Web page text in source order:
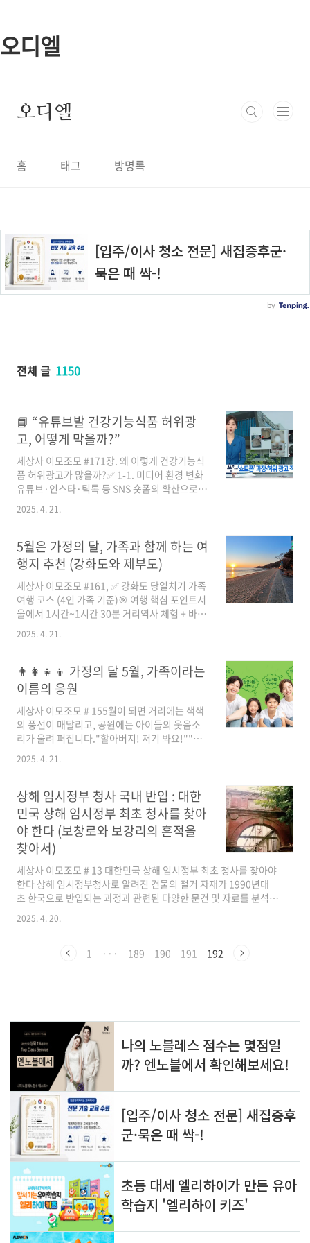
오디엘
오디엘
홈 태그 방명록
전체 글 1150
📘 “유튜브발 건강기능식품 허위광
고, 어떻게 막을까?”
세상사 이모조모 #171장. 왜 이렇게 건강기능식
품 허위광고가 많을까?✅ 1-1. 미디어 환경 변화
유튜브·인스타·틱톡 등 SNS 숏폼의 확산으로
누구나 제품을 홍보할 수 있는 시대.비전문인도
건강정보를 퍼뜨리며, **‘1인 광고 대행사’**처
량”, 먹기만 해도 탈모 멈춰요” 같은 문구는 사람
의 불안과 욕망을 자극.효과를 과장하거나, 인증
되지 않은 성분을 과학처럼 포장.✅ 1-3. 가짜 전
문가와 '바이럴 광고'의사·약사처럼 보이는 가짜
전문가 출연.PPL(간접광고), ‘내돈내산’인 척하
는 광고성 콘텐츠가 실제로는 업체가 대본까지
제공한 경우 많음.2장. 이게 문제다! 허위·과장
광고의 위험성⚠️ 2-1. 건강 위협실제로는 의약품
2025. 4. 21.
5월은 가정의 달, 가족과 함께 하는 여
행지 추천 (강화도와 제부도)
세상사 이모조모 #161, ✅ 강화도 당일치기 가족
여행 코스 (4인 가족 기준)🎯 여행 핵심 포인트서
울에서 1시간~1시간 30분 거리역사 체험 + 바다
경치 + 맛집 + 카페 코스아이, 어른 모두 즐길 수
있는 적당한 걷기 & 쉴 공간🕘 시간대별 상세 일
아침식사 & 카페강화읍 로스터리 카페10:30역
사체험고려궁지 & 강화역사관12:30점심식사외
포항 밴댕이 정식14:00사찰 산책전등사16:00갯
벌 체험동막해변 or 민머루 해변18:00바다 전망
카페해안도로 전망 카페19:00저녁식사장어정식
or 해물칼국수20:30서울 귀가 출발-22:00서울
도착집✅ 상세 장소 설명 및 예산 (4인 기준)🍞
09:30 – 아침식사 (강화 로스터리 카페 '카페 인
2025. 4. 21.
👨‍👩‍👧‍👦 가정의 달 5월, 가족이라는
이름의 응원
세상사 이모조모 # 155월이 되면 거리에는 색색
의 풍선이 매달리고, 공원에는 아이들의 웃음소
리가 울려 퍼집니다."할아버지! 저기 봐요!""아
이고 우리 손주 잘 뛰네~"어린이날이 되면 손주
손 잡고 놀이터 가는 할머니, 할아버지의 얼굴에
같은 기분. 아이의 웃음 한 번에 어르신의 마음도
들썩입니다.하지만 현실은 어떨까요. 많은 시니
어 세대는 가족에게 말 못 할 외로움을 안고 살아
갑니다.젊은 자녀 세대는 생계를 위해 바쁘게 달
리고,손주들은 디지털 기기 속 세상에 빠져 가족
이라는 울타리조차 잊곤 하죠.그럼에도 불구하
고, 가족은 여전히 서로를 위한 가장 든든한 응원
군입니다. 💌 시니어와 손주, 세대를 넘어 마음이
닿는 이야기예전 한 동네 할아버지는 손주..
2025. 4. 21.
상해 임시정부 청사 국내 반입 : 대한
민국 상해 임시정부 최초 청사를 찾아
야 한다 (보창로와 보강리의 흔적을
찾아서)
세상사 이모조모 # 13 대한민국 상해 임시정부 최초 청사를 찾아야
한다 상해 임시정부청사로 알려진 건물의 철거 자재가 1990년대
초 한국으로 반입되는 과정과 관련된 다양한 문건 및 자료를 분석하
여, 그 실체와 둘러싼 논쟁을 구체적으로 설명하고자 한다. 특히, 보
창로 329호와 보강리 329호라는 주소, 그리고 보강백화상점 철거
적 의미를 되짚어본다. 1. 논쟁의 발단: 사라진 상해 임시정부 청사
2025. 4. 20.
1 ··· 189 190 191 192